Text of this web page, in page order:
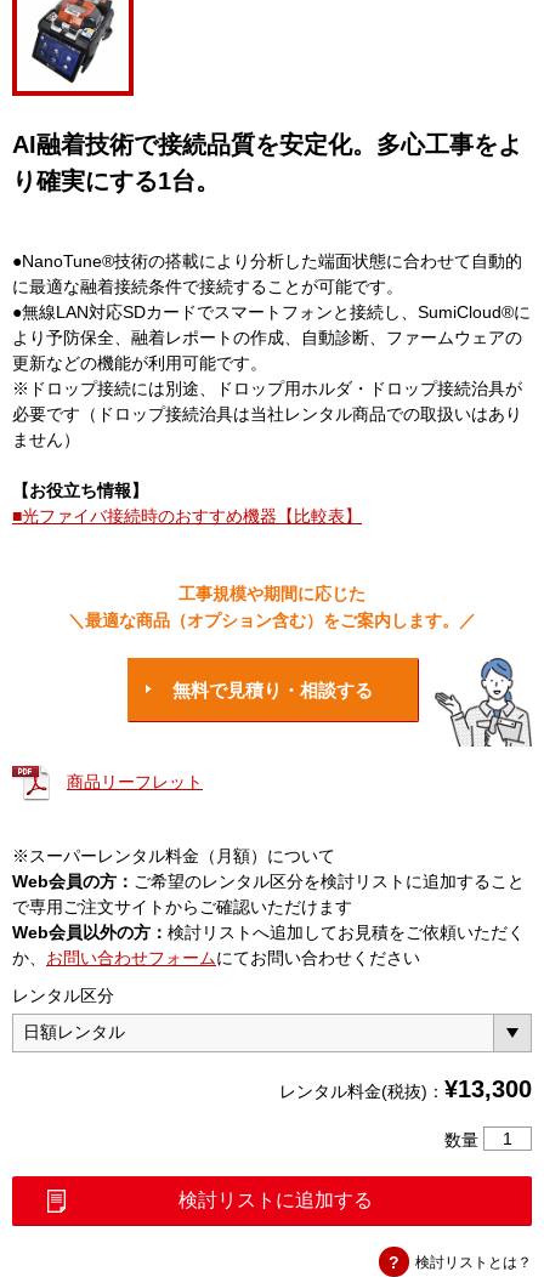
AI融着技術で接続品質を安定化。多心工事をよ
り確実にする1台。
●NanoTune®技術の搭載により分析した端面状態に合わせて自動的
に最適な融着接続条件で接続することが可能です。
●無線LAN対応SDカードでスマートフォンと接続し、SumiCloud®に
より予防保全、融着レポートの作成、自動診断、ファームウェアの
更新などの機能が利用可能です。
※ドロップ接続には別途、ドロップ用ホルダ・ドロップ接続治具が
必要です（ドロップ接続治具は当社レンタル商品での取扱いはあり
ません）
【お役立ち情報】
■光ファイバ接続時のおすすめ機器【比較表】
工事規模や期間に応じた
＼最適な商品（オプション含む）をご案内します。／
無料で見積り・相談する
商品リーフレット
※スーパーレンタル料金（月額）について
Web会員の方： ご希望のレンタル区分を検討リストに追加すること
で専用ご注文サイトからご確認いただけます
Web会員以外の方： 検討リストへ追加してお見積をご依頼いただく
か、 お問い合わせフォームにてお問い合わせください
レンタル区分
レンタル料金(税抜)： ¥13,300
数量
続
検討リストに追加する
検討リストとは？